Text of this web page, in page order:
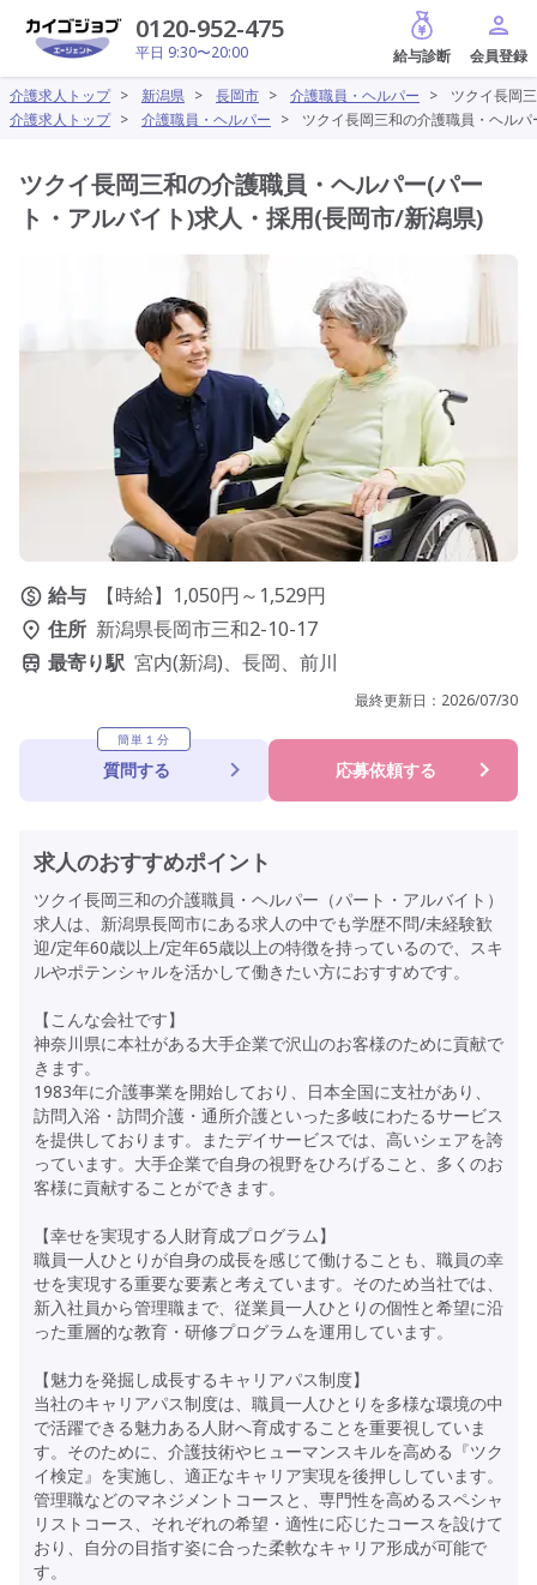
0120-952-475
平日 9:30〜20:00
給与診断
介護求人トップ > 新潟県 > 長岡市 > 介護職員・ヘルパー >
ツクイ長岡
介護求人トップ > 介護職員・ヘルパー > ツクイ長岡三和の介護職員・ヘル
ツクイ長岡三和の介護職員・ヘルパー(パー
ト・アルバイト)求人・採用(長岡市/新潟県)
給与
【時給】1,050円～1,529円
住所 新潟県長岡市三和2-10-17
最寄り駅 宮内(新潟)、長岡、前川
最終更新日： 2026/07/30
簡単１分
質問する 応募依頼する
求人のおすすめポイント
ツクイ長岡三和の介護職員・ヘルパー（パート・アルバイト）
求人は、新潟県長岡市にある求人の中でも学歴不問/未経験歓
迎/定年60歳以上/定年65歳以上の特徴を持っているので、スキ
ルやポテンシャルを活かして働きたい方におすすめです。
【こんな会社です】
神奈川県に本社がある大手企業で沢山のお客様のために貢献で
きます。
1983年に介護事業を開始しており、日本全国に支社があり、
訪問入浴・訪問介護・通所介護といった多岐にわたるサービス
を提供しております。またデイサービスでは、高いシェアを誇
っています。大手企業で自身の視野をひろげること、多くのお
客様に貢献することができます。
【幸せを実現する人財育成プログラム】
職員一人ひとりが自身の成長を感じて働けることも、職員の幸
せを実現する重要な要素と考えています。そのため当社では、
新入社員から管理職まで、従業員一人ひとりの個性と希望に沿
った重層的な教育・研修プログラムを運用しています。
【魅力を発掘し成長するキャリアパス制度】
当社のキャリアパス制度は、職員一人ひとりを多様な環境の中
で活躍できる魅力ある人財へ育成することを重要視していま
す。そのために、介護技術やヒューマンスキルを高める『ツク
イ検定』を実施し、適正なキャリア実現を後押ししています。
管理職などのマネジメントコースと、専門性を高めるスペシャ
リストコース、それぞれの希望・適性に応じたコースを設けて
おり、自分の目指す姿に合った柔軟なキャリア形成が可能で
す。